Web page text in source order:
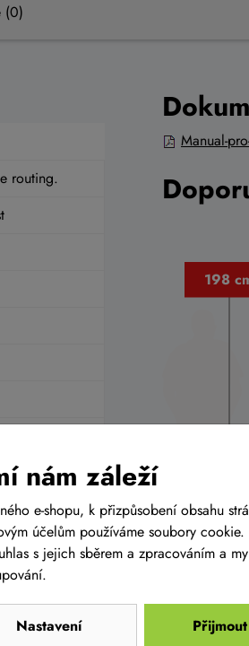
(0)
routing.
Manual-
nám záleží
e-shopu, k přizpůsobení obsahu
účelům používáme soubory
s jejich sběrem a zpracováním a
Nastavení